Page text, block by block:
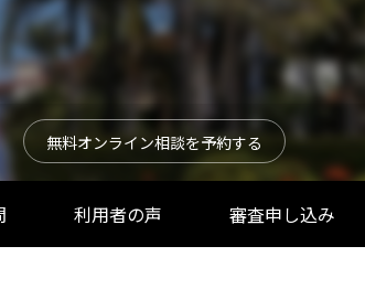
無料オンライン相談を予約する
利用者の声 審査申し込み